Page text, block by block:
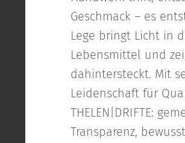
Geschmack – es
Lege bringt Licht in
Lebensmittel und
dahintersteckt. Mit
Leidenschaft für
THELEN|DRIFTE:
Transparenz,